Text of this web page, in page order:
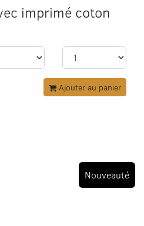
imprimé coton
Ajouter au panier
Nouveauté